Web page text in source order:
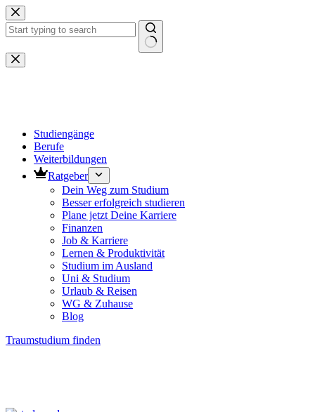
Zum
Inhalt
springen
Keine
Ergebnisse
Studiengänge
Berufe
Weiterbildungen
Ratgeber
Dein Weg zum Studium
Besser erfolgreich studieren
Plane jetzt Deine Karriere
Finanzen
Job & Karriere
Lernen & Produktivität
Studium im Ausland
Uni & Studium
Urlaub & Reisen
WG & Zuhause
Blog
Traumstudium finden